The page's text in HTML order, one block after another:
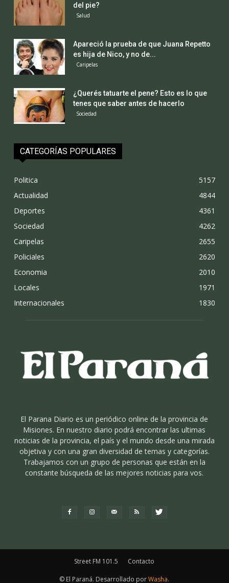
del pie?
Salud
Apareció la prueba de que Juana Repetto
es hija de Nico, y no de...
Caripelas
¿Querés tatuarte el pene? Esto es lo que
tenes que saber antes de hacerlo
Sociedad
CATEGORÍAS POPULARES
Politica
5157
Actualidad
4844
Deportes
4361
Sociedad
4262
Caripelas
2655
Policiales
2620
Economia
2010
Locales
1971
Internacionales
1830
El Parana Diario es un periódico online de la provincia de
Misiones. En nuestro diario podrá encontrar las ultimas
noticias de la provincia, el país y el mundo desde una mirada
objetiva y con una gran diversidad de temas y categorías.
Trabajamos con un grupo de personas que están en la
constante búsqueda de las mejores noticias para vos.
Street FM 101.5 Contacto
© El Paraná. Desarrollado porWasha.